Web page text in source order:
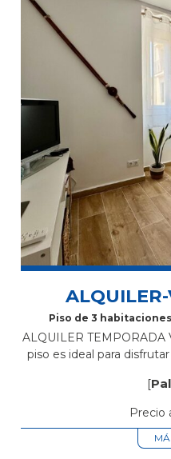
Piso de 3
ALQUILER
piso es ideal para
[
Precio